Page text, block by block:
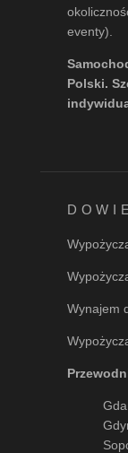
eventy).
Polski.
Wynajem